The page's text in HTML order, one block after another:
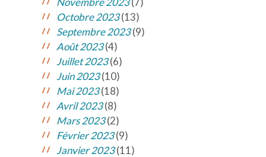
Octobre 2023(13)
Septembre 2023(9)
Août 2023(4)
Juillet 2023(6)
Juin 2023(10)
Mai 2023(18)
Avril 2023(8)
Mars 2023(2)
Février 2023(9)
Janvier 2023(11)